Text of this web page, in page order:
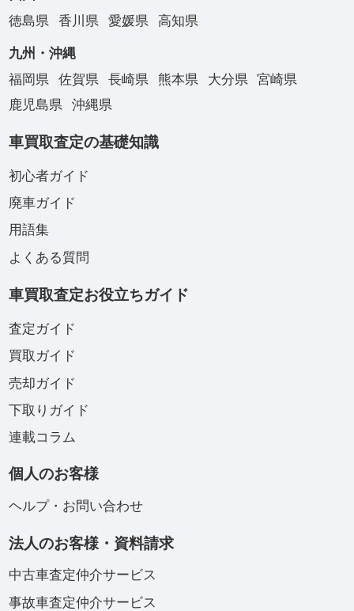
徳島県
香川県 愛媛県 高知県
九州・沖縄
福岡県
佐賀県 長崎県 熊本県 大分県
宮崎県
鹿児島県
沖縄県
車買取査定の基礎知識
初心者ガイド
廃車ガイド
用語集
よくある質問
車買取査定お役立ちガイド
査定ガイド
買取ガイド
売却ガイド
下取りガイド
連載コラム
個人のお客様
ヘルプ・お問い合わせ
法人のお客様・資料請求
中古車査定仲介サービス
事故車査定仲介サービス